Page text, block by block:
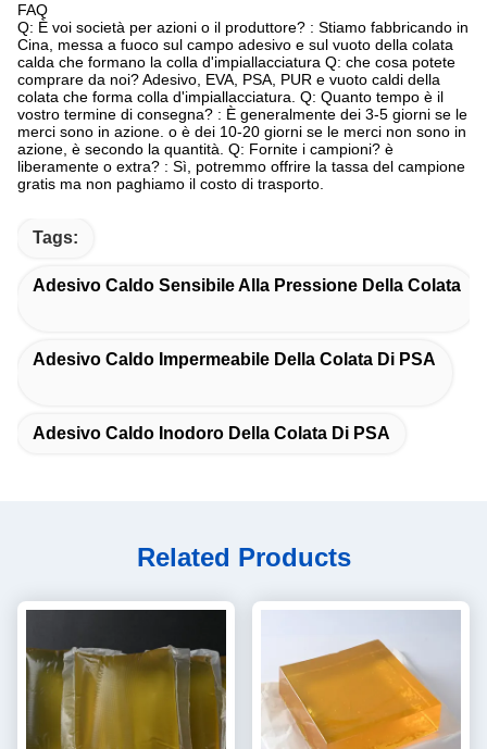
FAQ
Q: È voi società per azioni o il produttore? : Stiamo fabbricando in
Cina, messa a fuoco sul campo adesivo e sul vuoto della colata
calda che formano la colla d'impiallacciatura Q: che cosa potete
comprare da noi? Adesivo, EVA, PSA, PUR e vuoto caldi della
colata che forma colla d'impiallacciatura. Q: Quanto tempo è il
vostro termine di consegna? : È generalmente dei 3-5 giorni se le
merci sono in azione. o è dei 10-20 giorni se le merci non sono in
azione, è secondo la quantità. Q: Fornite i campioni? è
liberamente o extra? : Sì, potremmo offrire la tassa del campione
gratis ma non paghiamo il costo di trasporto.
Tags:
Adesivo Caldo Sensibile Alla Pressione Della Colata
Adesivo Caldo Impermeabile Della Colata Di PSA
Adesivo Caldo Inodoro Della Colata Di PSA
Related Products